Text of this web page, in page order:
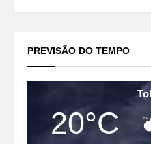
PREVISÃO DO TEMPO
20°C